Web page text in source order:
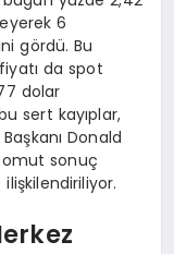
6
gördü. Bu
da spot
dolar
sert kayıplar,
Donald
sonuç